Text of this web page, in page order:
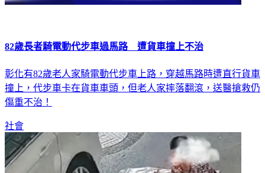
82歲長者騎電動代步車過馬路 遭貨車撞上不治
彰化有82歲老人家騎電動代步車上路，穿越馬路時遭直行貨車
撞上，代步車卡在貨車車頭，但老人家摔落翻滾，送醫搶救仍
傷重不治！
社會